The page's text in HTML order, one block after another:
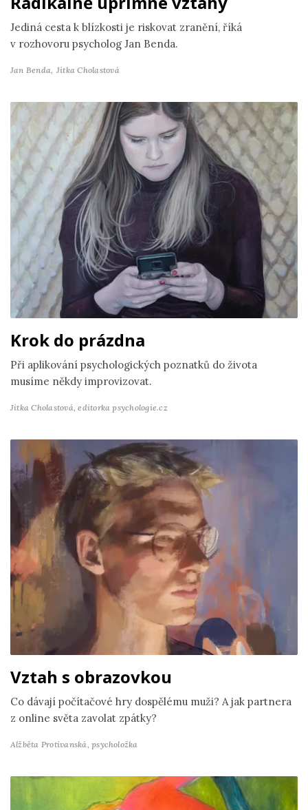
Jediná cesta k blízkosti je riskovat zranění, říká
v rozhovoru psycholog Jan Benda.
Jan Benda, Jitka Cholastová
Krok do prázdna
Při aplikování psychologických poznatků do života
musíme někdy improvizovat.
Jitka Cholastová,editorka psychologie.cz
Vztah s obrazovkou
Co dávají počítačové hry dospělému muži? A jak partnera
z online světa zavolat zpátky?
Alžběta Protivanská,psycholožka